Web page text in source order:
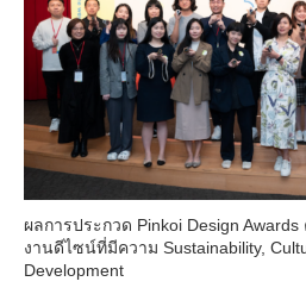
ผลการประกวด Pinkoi Design
งานดีไซน์ที่มีความ Sustainability,
Development